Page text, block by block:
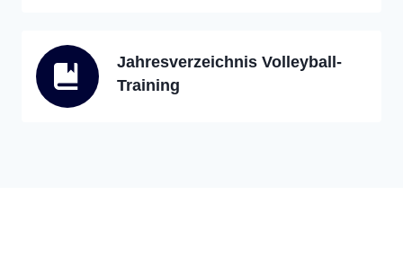
Jahresverzeichnis Volleyball-
Training